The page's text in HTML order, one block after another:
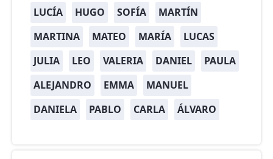
LUCÍA HUGO SOFÍA
MARTÍN
MARTINA
MATEO MARÍA
LUCAS
JULIA
LEO VALERIA DANIEL
PAULA
ALEJANDRO
EMMA
MANUEL
DANIELA
PABLO CARLA ÁLVARO